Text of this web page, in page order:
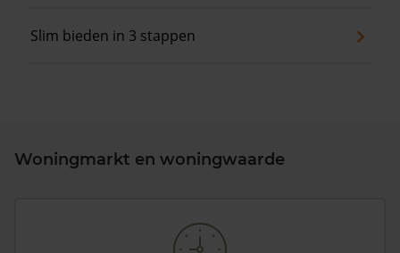
Slim bieden in 3 stappen
Woningmarkt en woningwaarde